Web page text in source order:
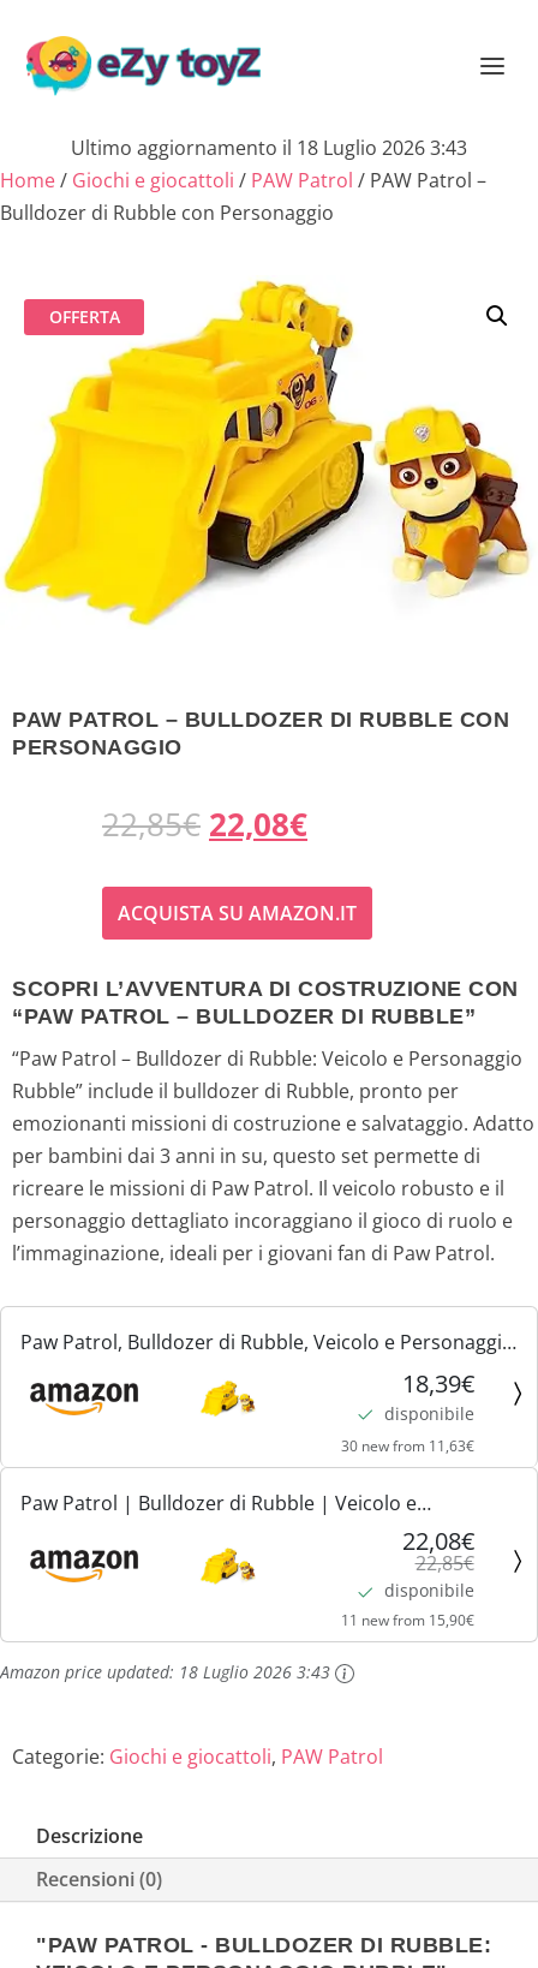
Ultimo aggiornamento il 18 Luglio 2026 3:43
Home/ Giochi e giocattoli / PAW Patrol / PAW Patrol –
Bulldozer di Rubble con Personaggio
OFFERTA
PAW PATROL – BULLDOZER DI RUBBLE CON
PERSONAGGIO
22,85€ I
l
p
r
e
z
z
o
o
r
i
g
i
n
a
e
r
2
22,08€I
l
p
r
e
z
z
o
a
t
t
a
l
:
2
8
ACQUISTA SU AMAZON.IT
SCOPRI L’AVVENTURA DI COSTRUZIONE CON
“PAW PATROL – BULLDOZER DI RUBBLE”
“Paw Patrol – Bulldozer di Rubble: Veicolo e Personaggio
Rubble” include il bulldozer di Rubble, pronto per
emozionanti missioni di costruzione e salvataggio. Adatto
per bambini dai 3 anni in su, questo set permette di
ricreare le missioni di Paw Patrol. Il veicolo robusto e il
personaggio dettagliato incoraggiano il gioco di ruolo e
l’immaginazione, ideali per i giovani fan di Paw Patrol.
Paw Patrol, Bulldozer di Rubble, Veicolo e Personaggio
Rubble, Giochi Bambini, 3+ anni
18,39€
disponibile
30 new from 11,63€
Paw Patrol | Bulldozer di Rubble | Veicolo e
Personaggio Rubble | Giochi Bambini dai 3 Anni in su
22,08€
22,85€
disponibile
11 new from 15,90€
Amazon price updated: 18 Luglio 2026 3:43
Categorie: Giochi e giocattoli, PAW Patrol
Descrizione
Recensioni (0)
"PAW PATROL - BULLDOZER DI RUBBLE: